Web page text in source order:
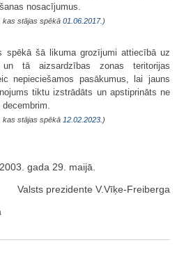
nosacījumus.
kas stājas spēkā 01.06.2017. )
spēkā šā likuma grozījumi attiecībā uz
tā aizsardzības zonas teritorijas
nepieciešamos pasākumus, lai jauns
tiktu izstrādāts un apstiprināts ne
kas stājas spēkā 12.02.2023. )
gada 29. maijā.
Valsts prezidente V.Vīķe-Freiberga